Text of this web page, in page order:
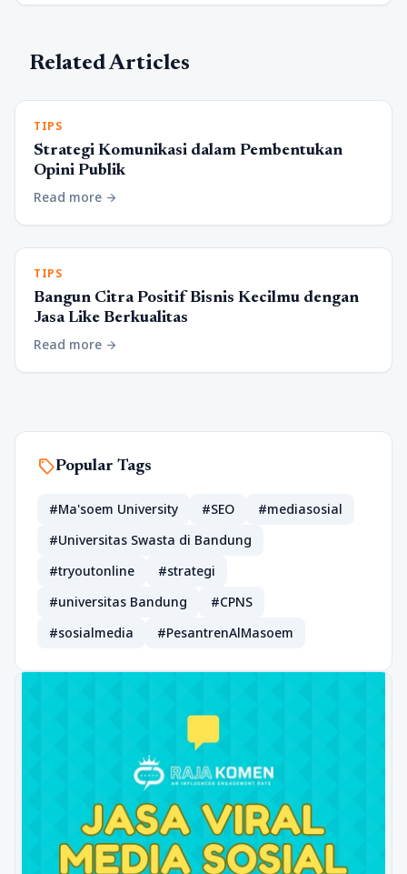
Related Articles
TIPS
Strategi Komunikasi dalam Pembentukan
Opini Publik
Read more arrow_forward
TIPS
Bangun Citra Positif Bisnis Kecilmu dengan
Jasa Like Berkualitas
Read more arrow_forward
sellPopular Tags
#Ma'soem University #SEO
#mediasosial
#Universitas Swasta di Bandung
#tryoutonline
#strategi
#universitas Bandung
#CPNS
#sosialmedia
#PesantrenAlMasoem